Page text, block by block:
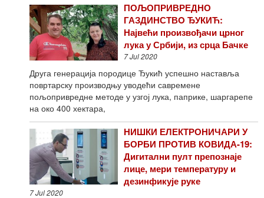
ПОЉОПРИВРЕДНО
ГАЗДИНСТВO ЂУКИЋ:
Највећи произвођачи црног
лука у Србији, из срца Бачке
7 Jul 2020
Друга генерација породице Ђукић успешно наставља
повртарску производњу уводећи савремене
пољопривредне методе у узгој лука, паприке, шаргарепе
на око 400 хектара,
НИШКИ ЕЛЕКТРОНИЧАРИ У
БОРБИ ПРОТИВ КОВИДА-19:
Дигитални пулт препознаје
лице, мери температуру и
дезинфикује руке
7 Jul 2020